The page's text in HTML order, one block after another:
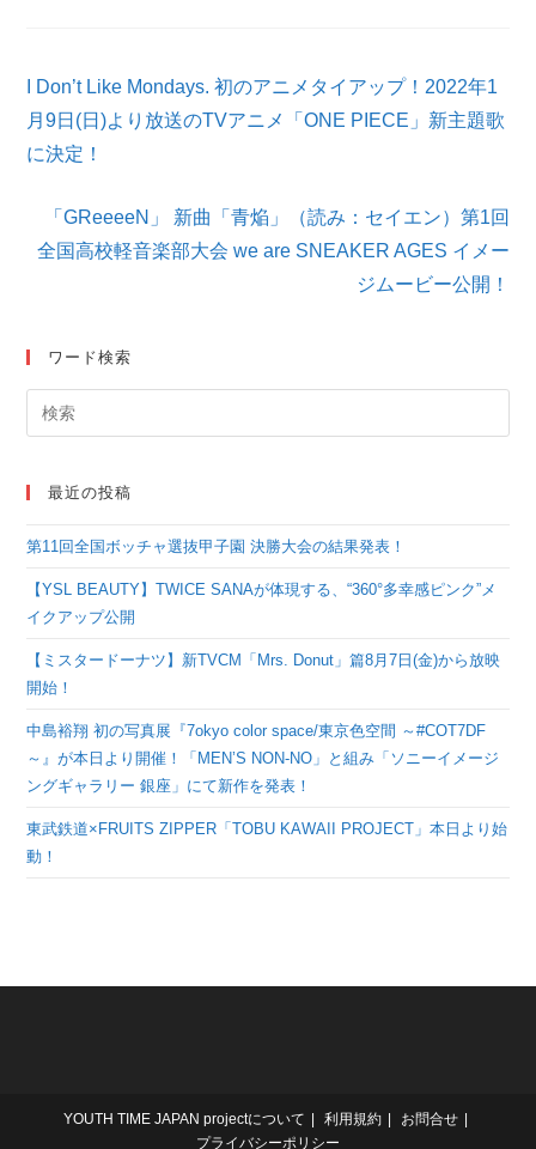
そ
の
他
の
記
む
I Don’t Like Mondays. 初のアニメタイアップ！2022年1
月9日(日)より放送のTVアニメ「ONE PIECE」新主題歌
に決定！
「GReeeeN」 新曲「青焔」（読み：セイエン）第1回
全国高校軽音楽部大会 we are SNEAKER AGES イメー
ジムービー公開！
ワード検索
最近の投稿
第11回全国ボッチャ選抜甲子園 決勝大会の結果発表！
【YSL BEAUTY】TWICE SANAが体現する、“360°多幸感ピンク”メ
イクアップ公開
【ミスタードーナツ】新TVCM「Mrs. Donut」篇8月7日(金)から放映
開始！
中島裕翔 初の写真展『7okyo color space/東京色空間 ～#COT7DF
～』が本日より開催！「MEN’S NON-NO」と組み「ソニーイメージ
ングギャラリー 銀座」にて新作を発表！
東武鉄道×FRUITS ZIPPER「TOBU KAWAII PROJECT」本日より始
動！
YOUTH TIME JAPAN projectについて 利用規約
お問合せ
プライバシーポリシー